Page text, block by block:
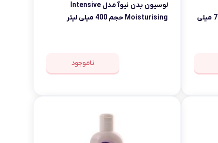
DIAMOND Freeze کد 01 حجم 75 میلی
لوسیون بدن نیوآ مدل Intensive
Moisturising حجم 400 میلی لیتر
ناموجود